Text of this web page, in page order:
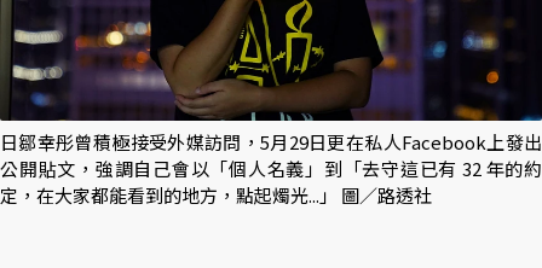
日鄒幸彤曾積極接受外媒訪問，5月29日更在私人Facebook上發出
公開貼文，強調自己會以「個人名義」到「去守這已有 32 年的約
定，在大家都能看到的地方，點起燭光...」 圖／路透社